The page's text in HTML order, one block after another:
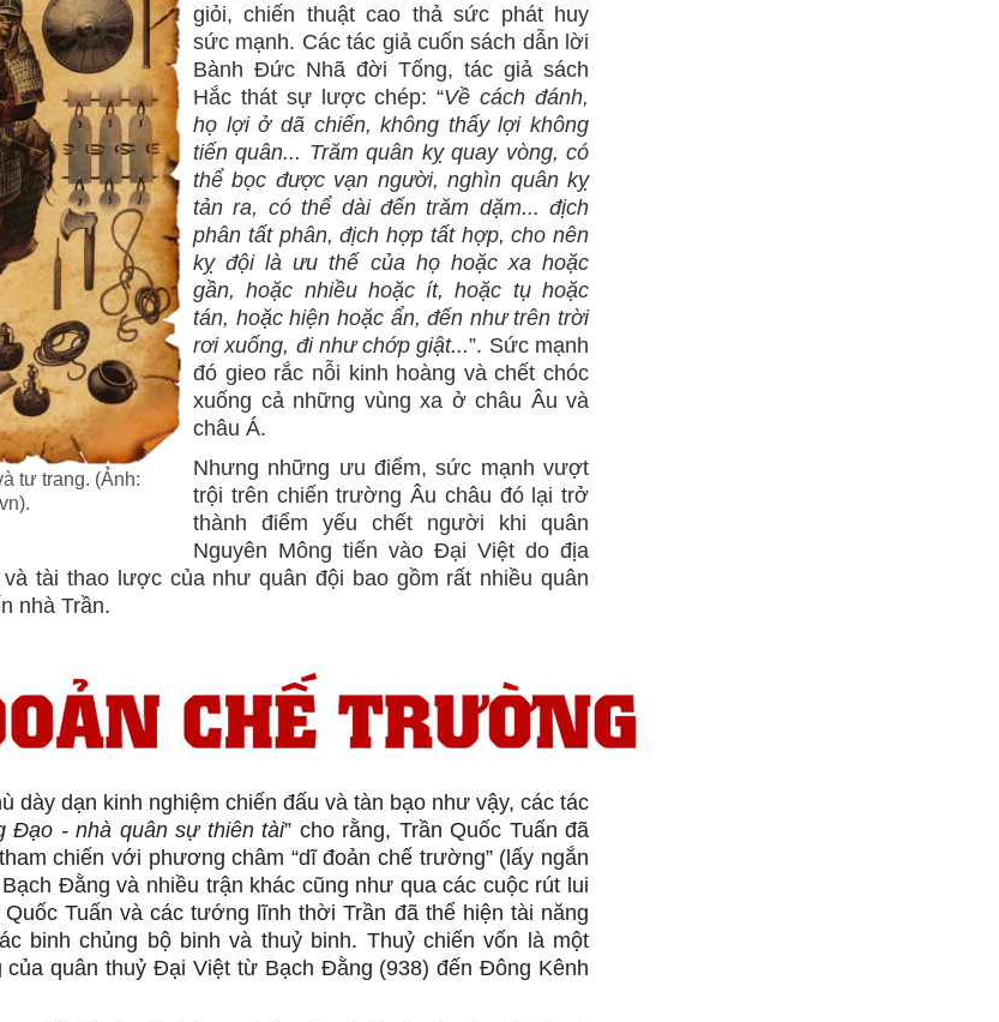
tư trang. (Ảnh:
giỏi, chiến thuật cao thả sức phát huy
sức mạnh. Các tác giả cuốn sách dẫn lời
Bành Đức Nhã đời Tống, tác giả sách
Hắc thát sự lược chép: “Về cách đánh,
họ lợi ở dã chiến, không thấy lợi không
tiến quân... Trăm quân kỵ quay vòng, có
thể bọc được vạn người, nghìn quân kỵ
tản ra, có thể dài đến trăm dặm... địch
phân tất phân, địch hợp tất hợp, cho nên
kỵ đội là ưu thế của họ hoặc xa hoặc
gần, hoặc nhiều hoặc ít, hoặc tụ hoặc
tán, hoặc hiện hoặc ẩn, đến như trên trời
rơi xuống, đi như chớp giật...”. Sức mạnh
đó gieo rắc nỗi kinh hoàng và chết chóc
xuống cả những vùng xa ở châu Âu và
châu Á.
Nhưng những ưu điểm, sức mạnh vượt
trội trên chiến trường Âu châu đó lại trở
thành điểm yếu chết người khi quân
Nguyên Mông tiến vào Đại Việt do địa
tài thao lược của như quân đội bao gồm rất nhiều quân
nhà Trần.
dày dạn kinh nghiệm chiến đấu và tàn bạo như vậy, các tác
Đạo - nhà quân sự thiên tài” cho rằng, Trần Quốc Tuấn đã
chiến với phương châm “dĩ đoản chế trường” (lấy ngắn
Đằng và nhiều trận khác cũng như qua các cuộc rút lui
Quốc Tuấn và các tướng lĩnh thời Trần đã thể hiện tài năng
binh chủng bộ binh và thuỷ binh. Thuỷ chiến vốn là một
của quân thuỷ Đại Việt từ Bạch Đằng (938) đến Đông Kênh